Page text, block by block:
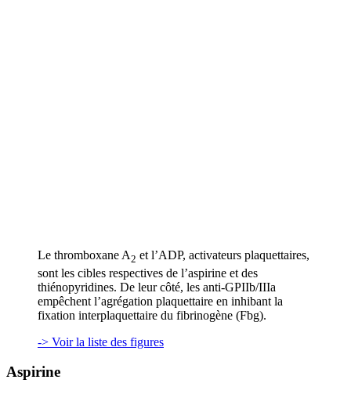
Le thromboxane A2 et l’ADP, activateurs plaquettaires,
sont les cibles respectives de l’aspirine et des
thiénopyridines. De leur côté, les anti-GPIIb/IIIa
empêchent l’agrégation plaquettaire en inhibant la
fixation interplaquettaire du fibrinogène (Fbg).
-> Voir la liste des figures
Aspirine